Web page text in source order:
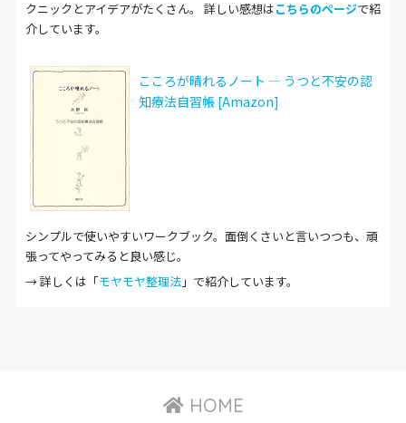
クニックとアイデアがたくさん。 詳しい感想はこちらのページで紹
介しています。
こころが晴れるノート ― うつと不安の認
知療法自習帳 [Amazon]
シンプルで使いやすいワークブック。面倒くさいと言いつつも、頑
張ってやってみると良い感じ。
→ 詳しくは「モヤモヤ整理法」で紹介しています。
HOME